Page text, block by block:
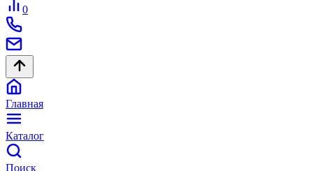
0
Главная
Каталог
Поиск